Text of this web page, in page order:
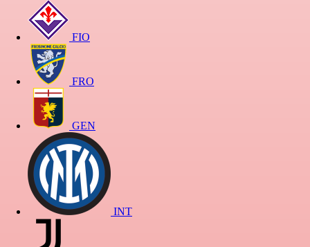
FIO
FRO
GEN
INT